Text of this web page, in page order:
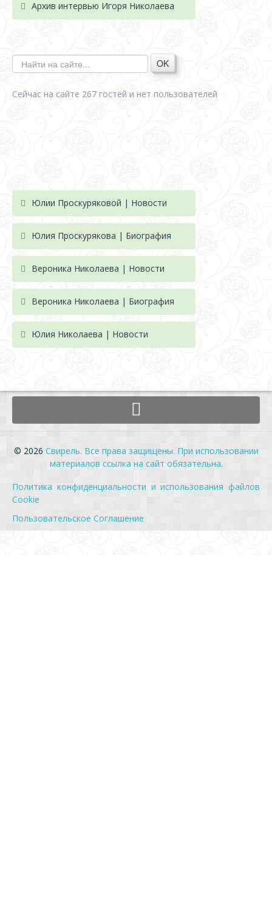
Архив интервью Игоря Николаева
OK
Сейчас на сайте 267 гостей и нет пользователей
Юлии Проскуряковой | Новости
Юлия Проскурякова | Биография
Вероника Николаева | Новости
Вероника Николаева | Биография
Юлия Николаева | Новости
© 2026 Свирель. Все права защищены. При использовании
материалов ссылка на сайт обязательна.
Политика конфиденциальности и использования файлов
Cookie
Пользовательское Соглашение